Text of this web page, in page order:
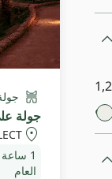
جولة
1 ساعة
العام